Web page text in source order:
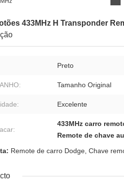
433MHz H Transponder
Preto
Tamanho Original
Excelente
433MHz carro
Remote de chave
Remote de carro Dodge, Chave